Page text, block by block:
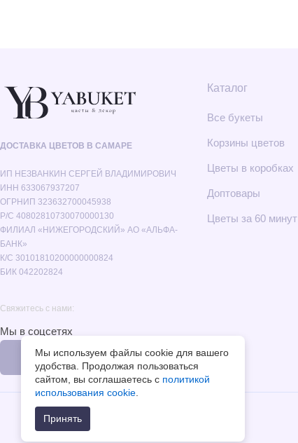
ДОСТАВКА ЦВЕТОВ В САМАРЕ
ИП НЕЗВАНКИН СЕРГЕЙ ВЛАДИМИРОВИЧ
ИНН 633067937207
ОГРНИП 323632700045938
Р/С 40802810730070000130
ФИЛИАЛ «НИЖЕГОРОДСКИЙ» АО «АЛЬФА-
БАНК»
К/С 30101810200000000824
БИК 042202824
Свяжитесь с нами:
Мы в соцсетях
Каталог
Все букеты
Корзины цветов
Цветы в коробках
Доптовары
Цветы за 60 минут
Мы используем файлы cookie для вашего
удобства. Продолжая пользоваться
сайтом, вы соглашаетесь с политикой
использования cookie
Принять